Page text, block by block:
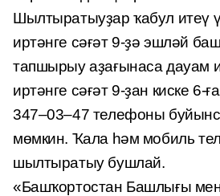
Шылтыратыуҙар ҡабул итеү
иртәнге сәғәт 9-ҙә эшләй
тапшырыу аҙағынаса дауам
иртәнге сәғәт 9-ҙан киске 6-
347–03–47 телефоны
мөмкин. Ҡала һәм мобиль
шылтыратыу бушлай.
«Башҡортостан Башлығы